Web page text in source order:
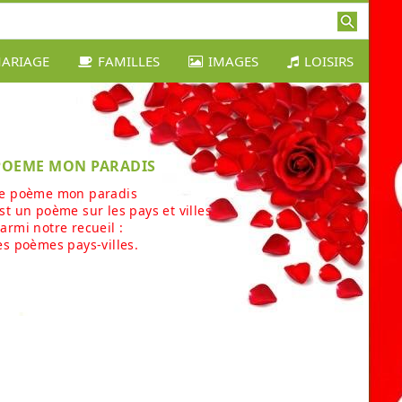
FAMILLES IMAGES LOISIRS
MON PARADIS
poème mon paradis
un poème sur les pays et villes
notre recueil :
poèmes pays-villes.